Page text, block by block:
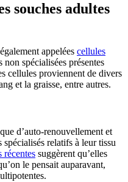
souches adultes
appelées cellules
non spécialisées présentes
cellules proviennent de divers
et la graisse, entre autres.
d’auto-renouvellement et
relatifs à leur tissu
récentes suggèrent qu’elles
le pensait auparavant,